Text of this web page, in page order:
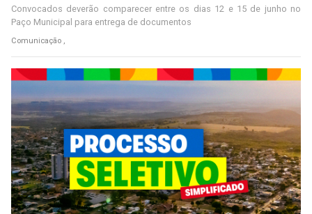
Convocados deverão comparecer entre os dias 12 e 15 de junho no
Paço Municipal para entrega de documentos
Comunicação ,